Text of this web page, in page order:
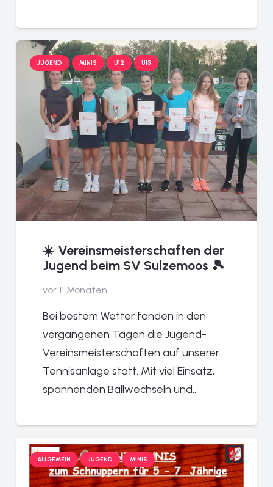
JUGEND MINIS U12 U15
☀️ Vereinsmeisterschaften der
Jugend beim SV Sulzemoos 🎾
vor 11 Monaten
Bei bestem Wetter fanden in den
vergangenen Tagen die Jugend-
Vereinsmeisterschaften auf unserer
Tennisanlage statt. Mit viel Einsatz,
spannenden Ballwechseln und…
ALLGEMEIN JUGEND MINIS